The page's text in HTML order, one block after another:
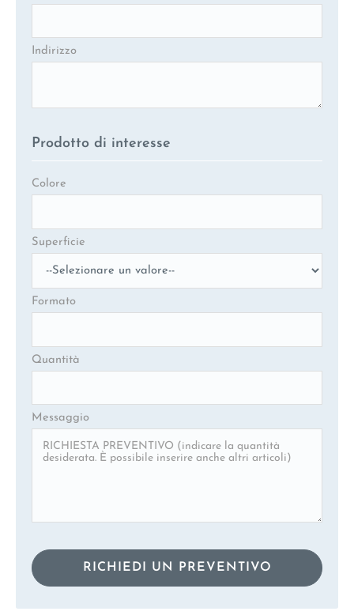
Indirizzo
Prodotto di interesse
Colore
Superficie
Formato
Quantità
Messaggio